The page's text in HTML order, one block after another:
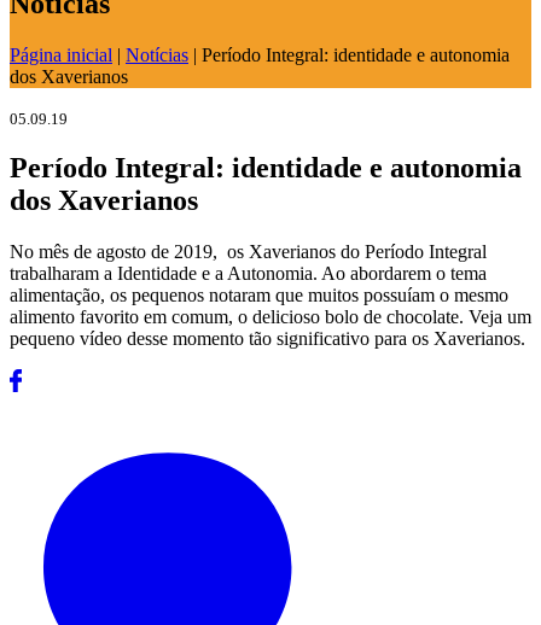
Página inicial | Notícias | Período Integral: identidade e autonomia
dos Xaverianos
05.09.19
Período Integral: identidade e autonomia
dos Xaverianos
No mês de agosto de 2019, os Xaverianos do Período Integral
trabalharam a Identidade e a Autonomia. Ao abordarem o tema
alimentação, os pequenos notaram que muitos possuíam o mesmo
alimento favorito em comum, o delicioso bolo de chocolate. Veja um
pequeno vídeo desse momento tão significativo para os Xaverianos.